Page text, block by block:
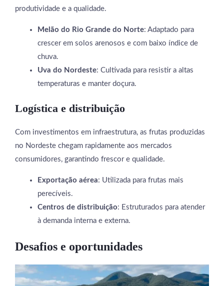
produtividade e a qualidade.
Melão do Rio Grande do Norte: Adaptado para
crescer em solos arenosos e com baixo índice de
chuva.
Uva do Nordeste: Cultivada para resistir a altas
temperaturas e manter doçura.
Logística e distribuição
Com investimentos em infraestrutura, as frutas produzidas
no Nordeste chegam rapidamente aos mercados
consumidores, garantindo frescor e qualidade.
Exportação aérea: Utilizada para frutas mais
perecíveis.
Centros de distribuição: Estruturados para atender
à demanda interna e externa.
Desafios e oportunidades